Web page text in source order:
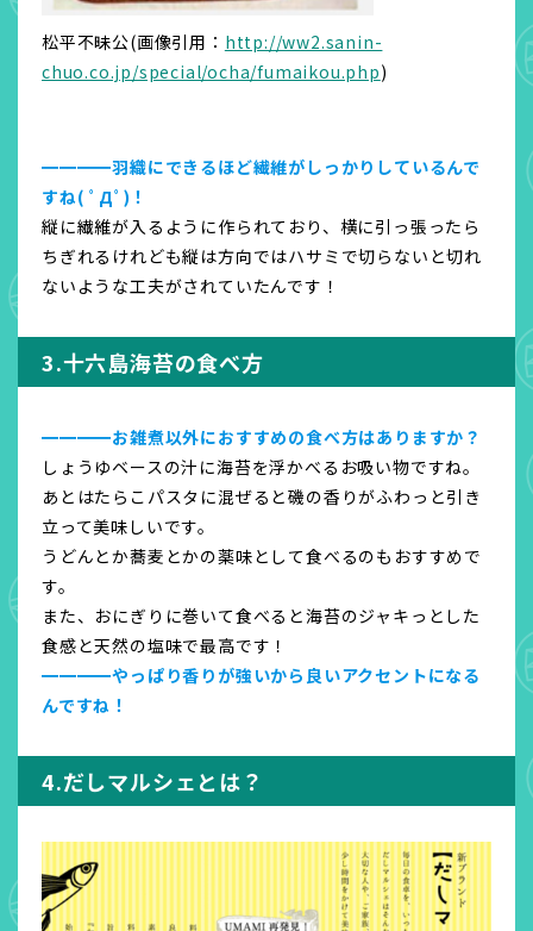
松平不昧公(画像引用： http://ww2.sanin-
chuo.co.jp/special/ocha/fumaikou.php)
━━━━羽織にできるほど繊維がしっかりしているんで
すね( ﾟДﾟ)！
縦に繊維が入るように作られており、横に引っ張ったら
ちぎれるけれども縦は方向ではハサミで切らないと切れ
ないような工夫がされていたんです！
3.十六島海苔の食べ方
━━━━お雑煮以外におすすめの食べ方はありますか？
しょうゆベースの汁に海苔を浮かべるお吸い物ですね。
あとはたらこパスタに混ぜると磯の香りがふわっと引き
立って美味しいです。
うどんとか蕎麦とかの薬味として食べるのもおすすめで
す。
また、おにぎりに巻いて食べると海苔のジャキっとした
食感と天然の塩味で最高です！
━━━━やっぱり香りが強いから良いアクセントになる
んですね！
4.だしマルシェとは？